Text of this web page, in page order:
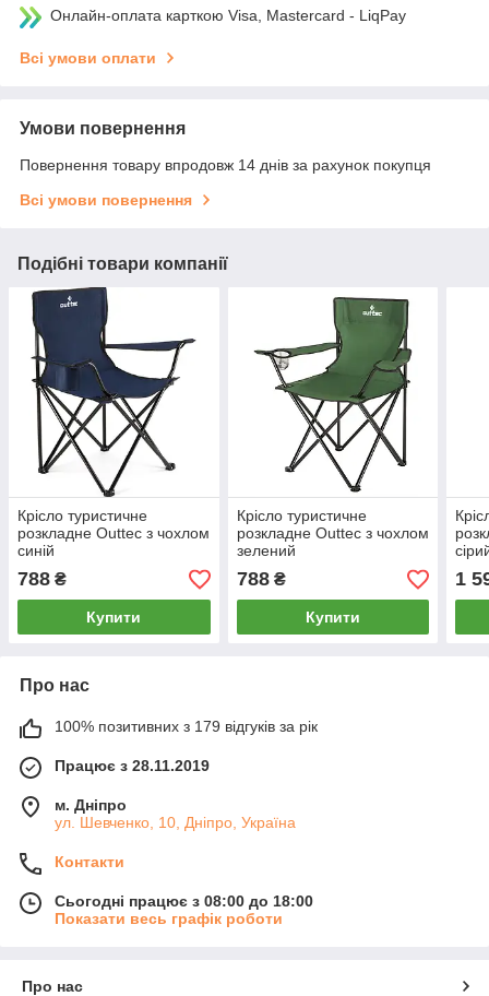
Онлайн-оплата карткою Visa, Mastercard - LiqPay
Всі умови оплати
Умови повернення
Повернення товару впродовж 14 днів за рахунок покупця
Всі умови повернення
Подібні товари компанії
Крісло туристичне
розкладне Outtec з чохлом
синій
788 ₴
Купити
Крісло туристичне
розкладне Outtec з чохлом
зелений
788₴
Купити
1
Про нас
100% позитивних з 179 відгуків за рік
Працює з 28.11.2019
м. Дніпро
ул. Шевченко, 10, Дніпро, Україна
Контакти
Сьогодні працює з 08:00 до 18:00
Показати весь графік роботи
Про нас